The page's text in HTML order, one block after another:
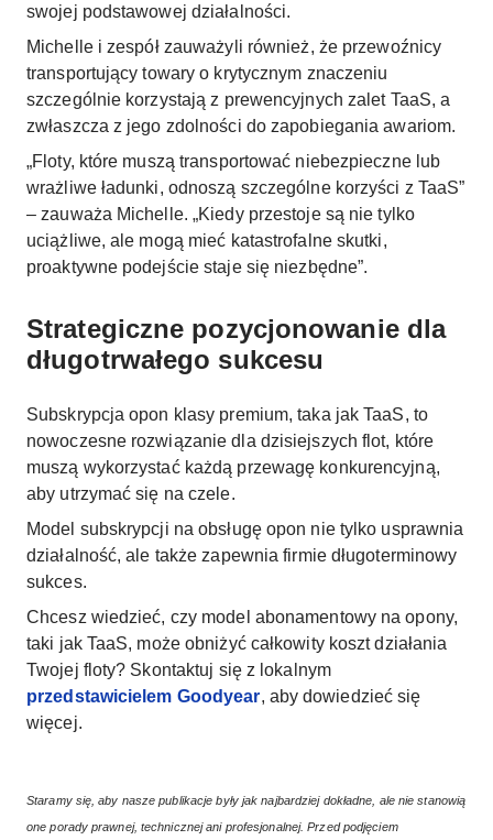
swojej podstawowej działalności.
Michelle i zespół zauważyli również, że przewoźnicy
transportujący towary o krytycznym znaczeniu
szczególnie korzystają z prewencyjnych zalet TaaS, a
zwłaszcza z jego zdolności do zapobiegania awariom.
„Floty, które muszą transportować niebezpieczne lub
wrażliwe ładunki, odnoszą szczególne korzyści z TaaS”
– zauważa Michelle. „Kiedy przestoje są nie tylko
uciążliwe, ale mogą mieć katastrofalne skutki,
proaktywne podejście staje się niezbędne”.
Strategiczne pozycjonowanie dla
długotrwałego sukcesu
Subskrypcja opon klasy premium, taka jak TaaS, to
nowoczesne rozwiązanie dla dzisiejszych flot, które
muszą wykorzystać każdą przewagę konkurencyjną,
aby utrzymać się na czele.
Model subskrypcji na obsługę opon nie tylko usprawnia
działalność, ale także zapewnia firmie długoterminowy
sukces.
Chcesz wiedzieć, czy model abonamentowy na opony,
taki jak TaaS, może obniżyć całkowity koszt działania
Twojej floty? Skontaktuj się z lokalnym
przedstawicielem Goodyear, aby dowiedzieć się
więcej.
Staramy się, aby nasze publikacje były jak najbardziej dokładne, ale nie stanowią
one porady prawnej, technicznej ani profesjonalnej. Przed podjęciem